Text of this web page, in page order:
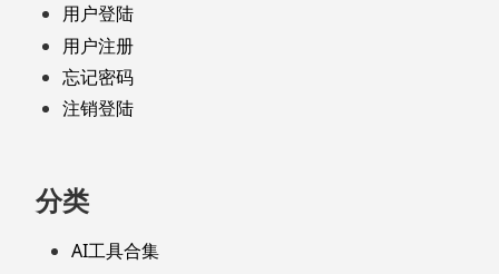
用户登陆
用户注册
忘记密码
注销登陆
分类
AI工具合集